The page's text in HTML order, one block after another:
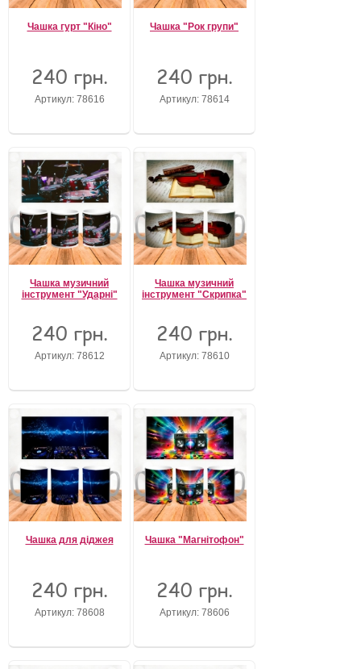
Чашка гурт "Кіно"
240 грн.
Артикул: 78616
Чашка "Рок групи"
240 грн.
Артикул: 78614
Чашка музичний
інструмент "Ударні"
240 грн.
Артикул: 78612
Чашка музичний
інструмент "Скрипка"
240 грн.
Артикул: 78610
Чашка для діджея
240 грн.
Артикул: 78608
Чашка "Магнітофон"
240 грн.
Артикул: 78606